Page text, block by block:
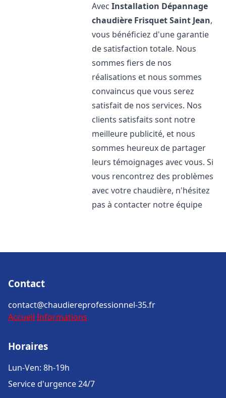
AvecInstallation Dépannage
chaudière FrisquetSaint Jean,
vous bénéficiez d'une garantie
de satisfaction totale. Nous
sommes fiers de nos
réalisations et nous sommes
convaincus que vous serez
satisfait de nos services. Nos
clients satisfaits sont notre
meilleure publicité, et nous
sommes heureux de partager
leurs témoignages avec vous. Si
vous rencontrez des problèmes
avec votre chaudière, n'hésitez
pas à contacter notre équipe
Contact
contact@chaudiereprofessionnel-35.fr
Accueil Informations
Horaires
Lun-Ven: 8h-19h
Service d'urgence 24/7